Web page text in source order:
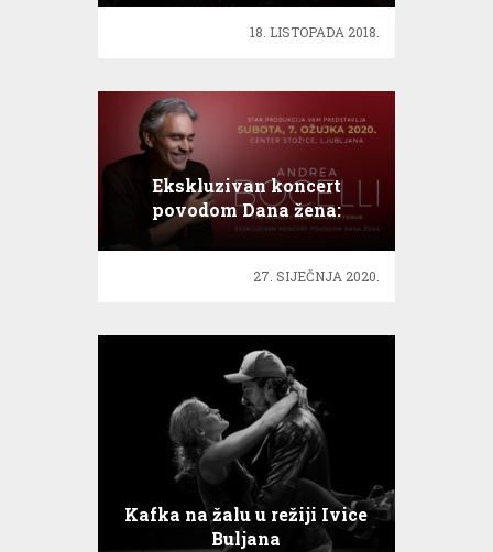
18. LISTOPADA 2018.
Ekskluzivan koncert
povodom Dana žena:
Andrea Bocelli
27. SIJEČNJA 2020.
Kafka na žalu u režiji Ivice
Buljana